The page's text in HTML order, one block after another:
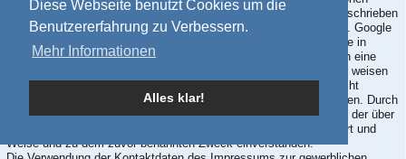
Diese Webseite benutzt Cookies um die
Benutzererfahrung zu Verbessern.
Mehr Informationen
Alles klar!
gegebenenfalls an Dritte übertragen, sofern dies gesetzlich vorgeschrieben
oder soweit Dritte diese Daten im Auftrag von Google verarbeiten. Google
wird in keinem Fall Ihre IP-Adresse mit anderen Daten von Google in
Verbindung bringen. Sie können die Installation der Cookies durch eine
entsprechende Einstellung Ihrer Browser Software verhindern; wir weisen
Sie jedoch darauf hin, dass Sie in diesem Fall gegebenenfalls nicht
sämtliche Funktionen dieser Website vollumfänglich nutzen können. Durch
die Nutzung dieser Website erklären Sie sich mit der Bearbeitung der über
Sie erhobenen Daten durch Google in der zuvor beschriebenen Art und
Weise und zu dem zuvor benannten Zweck einverstanden.